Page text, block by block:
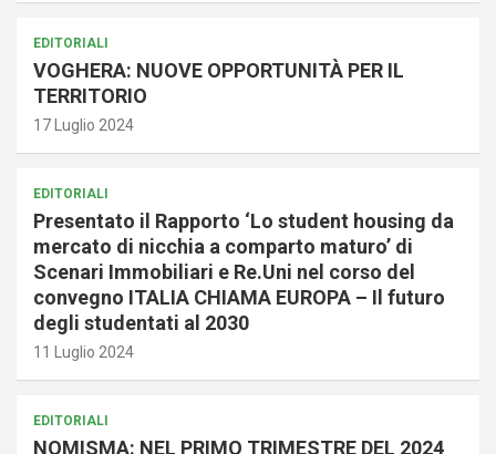
EDITORIALI
VOGHERA: NUOVE OPPORTUNITÀ PER IL
TERRITORIO
17 Luglio 2024
EDITORIALI
Presentato il Rapporto ‘Lo student housing da
mercato di nicchia a comparto maturo’ di
Scenari Immobiliari e Re.Uni nel corso del
convegno ITALIA CHIAMA EUROPA – Il futuro
degli studentati al 2030
11 Luglio 2024
EDITORIALI
NOMISMA: NEL PRIMO TRIMESTRE DEL 2024